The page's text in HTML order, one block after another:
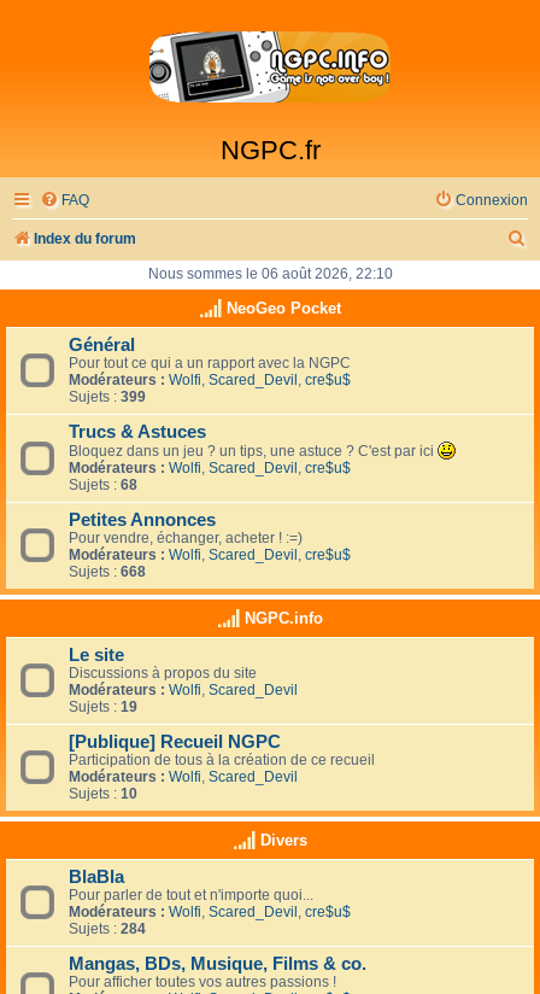
NGPC.fr
FAQ Connexion
Index du forum
h
Nous sommes le 06 août 2026, 22:10
NeoGeo Pocket
Général
Pour tout ce qui a un rapport avec la NGPC
Modérateurs : Wolfi, Scared_Devil , cre$u$
Sujets : 399
Trucs & Astuces
Bloquez dans un jeu ? un tips, une astuce ? C'est par ici
Modérateurs : Wolfi, Scared_Devil , cre$u$
Sujets : 68
Petites Annonces
Pour vendre, échanger, acheter ! :=)
Modérateurs : Wolfi, Scared_Devil , cre$u$
Sujets : 668
NGPC.info
Le site
Discussions à propos du site
Modérateurs : Wolfi, Scared_Devil
Sujets : 19
[Publique] Recueil NGPC
Participation de tous à la création de ce recueil
Modérateurs : Wolfi, Scared_Devil
Sujets : 10
Divers
BlaBla
Pour parler de tout et n'importe quoi...
Modérateurs : Wolfi, Scared_Devil, cre$u$
Sujets : 284
Mangas, BDs, Musique, Films & co.
Pour afficher toutes vos autres passions !